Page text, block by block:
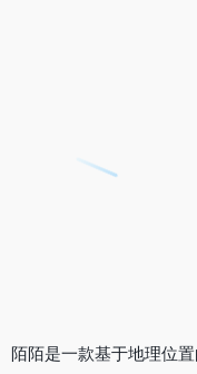
陌陌是一款基于地理位